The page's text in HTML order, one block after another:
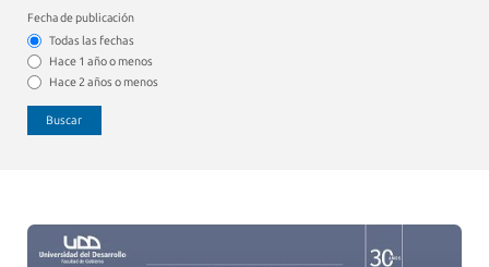
Fecha de publicación
Todas las fechas
Hace 1 año o menos
Hace 2 años o menos
Buscar